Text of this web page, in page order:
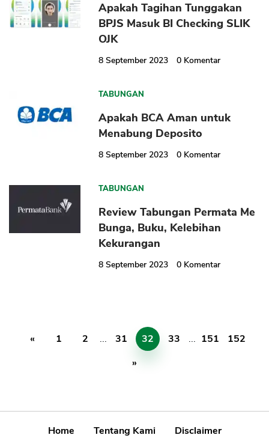
Apakah Tagihan Tunggakan
BPJS Masuk BI Checking SLIK
OJK
8 September 2023 0 Komentar
TABUNGAN
Apakah BCA Aman untuk
Menabung Deposito
8 September 2023 0 Komentar
TABUNGAN
Review Tabungan Permata Me
Bunga, Buku, Kelebihan
Kekurangan
8 September 2023 0 Komentar
« 1 2 ... 31 32 33 ... 151
152
»
Home Tentang Kami Disclaimer